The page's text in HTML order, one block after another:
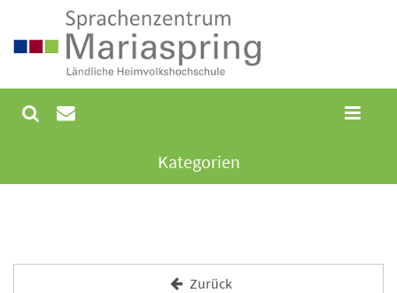
Kategorien
Zurück